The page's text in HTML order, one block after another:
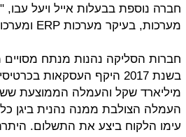
חברה נוספת בבעלות אייל ויעל
מערכות, בעיקר מערכות ERP ומערכות לניהול עסקים.
חברות הסליקה נהנות מנתח
העמלה הצולבת ממנה נהנית ביגן